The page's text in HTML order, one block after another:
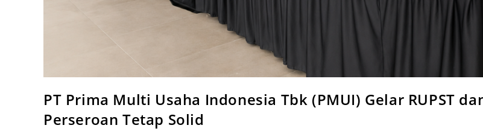
PT Prima Multi Usaha Indonesia Tbk (PMUI) Gelar RUPST
Perseroan Tetap Solid